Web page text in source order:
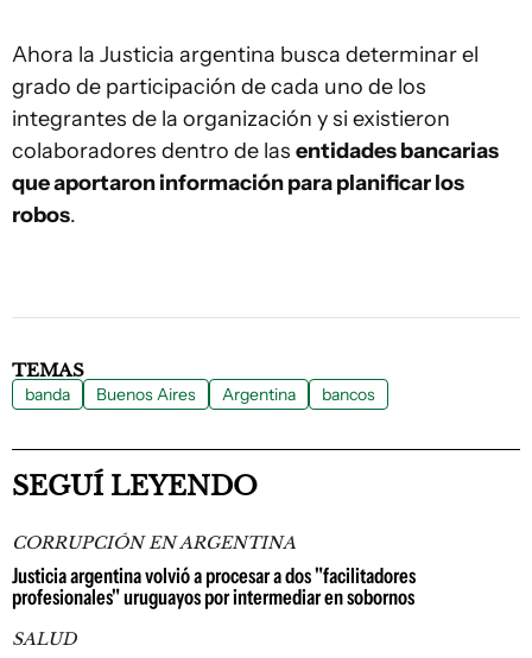
Ahora la Justicia argentina busca determinar el
grado de participación de cada uno de los
integrantes de la organización y si existieron
colaboradores dentro de las entidades bancarias
que aportaron información para planificar los
robos.
TEMAS
banda Buenos Aires Argentina bancos
SEGUÍ LEYENDO
CORRUPCIÓN EN ARGENTINA
Justicia argentina volvió a procesar a dos "facilitadores
profesionales" uruguayos por intermediar en sobornos
SALUD